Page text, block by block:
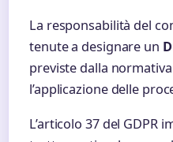
La responsabilità del
tenute a designare un
previste dalla
l’applicazione delle
L’articolo 37 del GDPR